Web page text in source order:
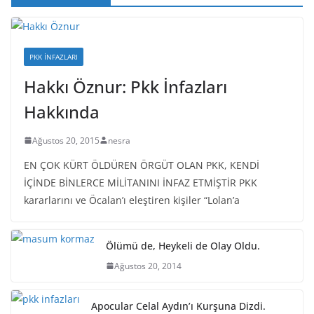
PKK İNFAZLARI
Hakkı Öznur: Pkk İnfazları
Hakkında
Ağustos 20, 2015 nesra
EN ÇOK KÜRT ÖLDÜREN ÖRGÜT OLAN PKK, KENDİ
İÇİNDE BİNLERCE MİLİTANINI İNFAZ ETMİŞTİR PKK
kararlarını ve Öcalan’ı eleştiren kişiler “Lolan’a
Ölümü de, Heykeli de Olay Oldu.
Ağustos 20, 2014
Apocular Celal Aydın’ı Kurşuna Dizdi.